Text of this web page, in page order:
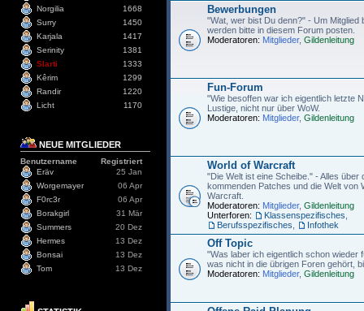
Norgilia
1668
Surry
1450
Karjala
1417
Serinity
1381
Slarti
1333
Kêrim
1299
Randir
1220
Licht
1170
NEUE MITGLIEDER
Benutzername
Registriert
Eräv
25 Jan
Worgemayer
06 Apr
F0rc3r
06 Apr
Borakgirl
31 Mär
Summers
20 Dez
Hermes
13 Dez
Bonsai
13 Dez
Tom
13 Dez
Bewerbungen
"Wat, wer bist Du denn?" - Um Mitglied
werden bitte in diesem Forum posten.
Moderatoren: Mitglieder, Gildenleitung
Fun-Forum
"Wie besoffen war ich eigentlich letzte
Lustige, nicht nur über WoW.
Moderatoren: Mitglieder, Gildenleitung
World of Warcraft
"Die Welt ist eine Scheibe." - Alles über
kommenden Patches und die Welt von
Warcraft.
Moderatoren: Mitglieder, Gildenleitung
Unterforen:
Klassenspezifisches
Berufsspezifisches
Infothek
Off Topic
"Was laber ich eigentlich schon wieder
was nicht in die übrigen Foren gehört,
Moderatoren: Mitglieder, Gildenleitung